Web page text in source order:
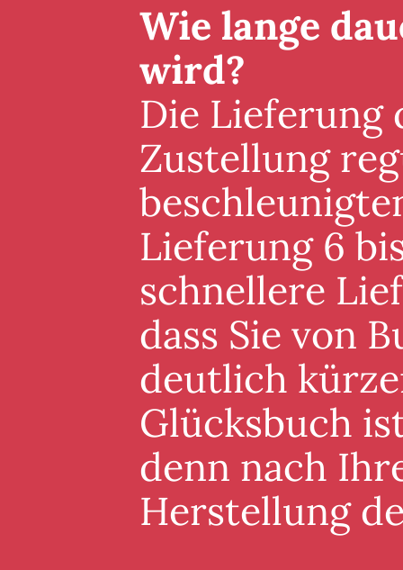
Wie lange
wird?
Die Lieferung
Zustellung
Lieferung 6
schnellere
dass Sie von
deutlich
Glücksbuch
denn nach
Herstellung